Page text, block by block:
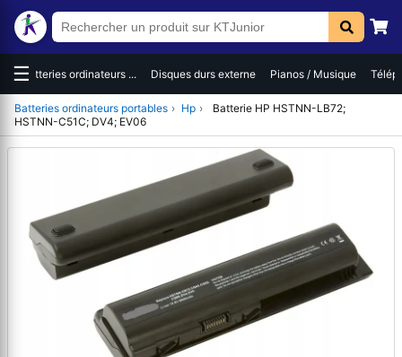
☰Batteries ordinateurs ... Disques durs externe Pianos / Musique
Batteries ordinateurs portables › Hp ›
Batterie HP HSTNN-LB72;
HSTNN-C51C; DV4; EV06